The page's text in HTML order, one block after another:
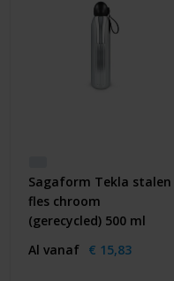
Sagaform Tekla stalen
fles chroom
(gerecycled) 500 ml
Al vanaf € 15,83